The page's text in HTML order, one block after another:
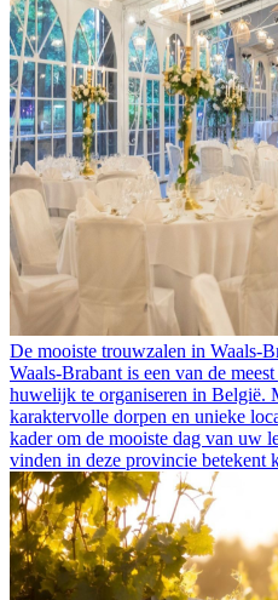
De mooiste trouwzalen in Waals-
Waals-Brabant is een van de
huwelijk te organiseren in België.
karaktervolle dorpen en unieke
kader om de mooiste dag van uw
vinden in deze provincie betekent